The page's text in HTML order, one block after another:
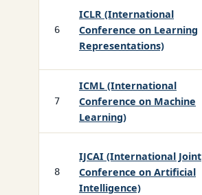
6
ICLR (International
Conference on Learning
Representations)
7
ICML (International
Conference on Machine
Learning)
8
IJCAI (International Joint
Conference on Artificial
Intelligence)